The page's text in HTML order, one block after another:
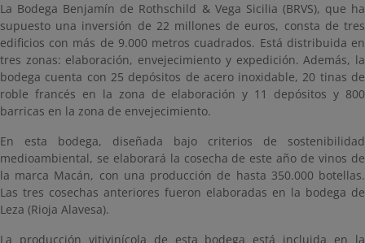
La Bodega Benjamín de Rothschild & Vega Sicilia (BRVS), que ha
supuesto una inversión de 22 millones de euros, consta de tres
edificios con más de 9.000 metros cuadrados. Está distribuida en
tres zonas: elaboración, envejecimiento y expedición. Además, la
bodega cuenta con 25 depósitos de acero inoxidable, 20 tinas de
roble francés en la zona de elaboración y 11 depósitos y 800
barricas en la zona de envejecimiento.
En esta bodega, diseñada bajo criterios de sostenibilidad
medioambiental, se elaborará la cosecha de este año de vinos de
la marca Macán, con una producción de hasta 350.000 botellas.
Las tres cosechas anteriores fueron elaboradas en la bodega de
Leza (Rioja Alavesa).
La producción vitivinícola de esta bodega está incluida en la